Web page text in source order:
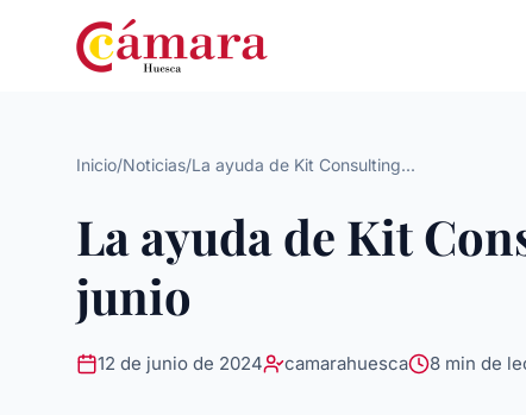
Inicio/Noticias/La ayuda de Kit Consulting...
La ayuda de Kit
junio
12 de junio de 2024 camarahuesca 8 min de